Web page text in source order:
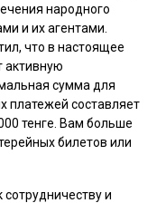
народного
и их агентами.
что в настоящее
активную
сумма для
платежей составляет
тенге. Вам больше
билетов или
и